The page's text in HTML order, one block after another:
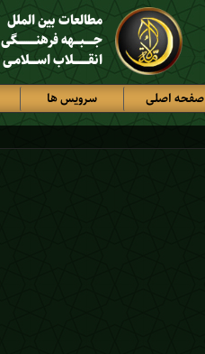
مطالعات بین الملل
جـــــبـــهه فرهنــــــــــگی
انقــــــــلاب اســــلامـی
صفحه اصلی سرویس ها